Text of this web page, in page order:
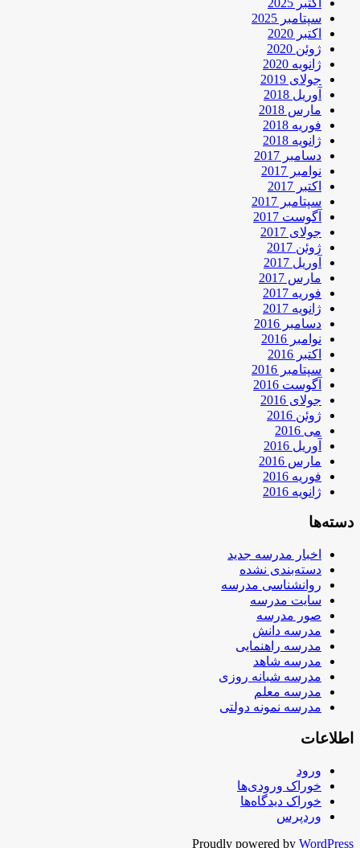
سپتامبر 2025
اکتبر 2020
ژوئن 2020
ژانویه 2020
جولای 2019
آوریل 2018
مارس 2018
فوریه 2018
ژانویه 2018
دسامبر 2017
نوامبر 2017
اکتبر 2017
سپتامبر 2017
آگوست 2017
جولای 2017
ژوئن 2017
آوریل 2017
مارس 2017
فوریه 2017
ژانویه 2017
دسامبر 2016
نوامبر 2016
اکتبر 2016
سپتامبر 2016
آگوست 2016
جولای 2016
ژوئن 2016
می 2016
آوریل 2016
مارس 2016
فوریه 2016
ژانویه 2016
دسته‌ها
اخبار مدرسه جدید
دسته‌بندی نشده
روانشناسی مدرسه
سایت مدرسه
صور مدرسه
مدرسه دانش
مدرسه راهنمایی
مدرسه شاهد
مدرسه شبانه روزی
مدرسه معلم
مدرسه نمونه دولتی
اطلاعات
ورود
خوراک ورودی‌ها
خوراک دیدگاه‌ها
وردپرس
Proudly powered by WordPress